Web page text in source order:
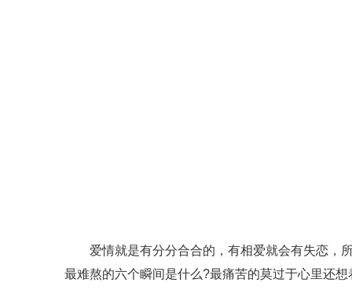
爱情就是有分分合合的，有相爱就会有失恋，所
最难熬的六个瞬间是什么?最痛苦的莫过于心里还